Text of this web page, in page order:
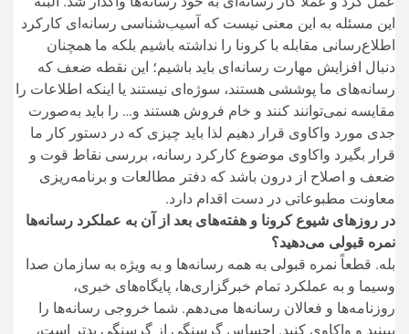
این مسئله به این معنی نیست که آسیب‌شناسی رسانه‌ای کارکرد
اطلاع‌رسانی مقابله با کرونا را نداشته باشیم بلکه ما همچنان
دنبال افزایش مهارت رسانه‌ای باید باشیم؛ این نقطه ضعف که
رسانه‌های ما پوششی هستند، سوژه‌ای نیستند یا اینکه اطلاعات را
مقایسه نمی‌توانند کنند و خام فروش هستند و… را باید به‌صورت
جدی مورد واکاوی قرار دهیم لذا باید چیزی که در دستور کار ما
قرار بگیرد واکاوی موضوع کارکرد رسانه، بررسی نقاط قوت و
ضعف و اصلاح از درون باشد که دفتر مطالعات و برنامه‌ریزی
معاونت مطبوعاتی در دست اقدام دارد.
در روز‌های شیوع کرونا و هفته‌های بعد از آن به عملکرد رسانه‌ها
نمره قبولی می‌دهید؟
بله. قطعاً نمره قبولی به همه رسانه‌ها و به ویژه به سازمان صدا
وسیما و به عملکرد تمام خبرگزاری‌ها، پایگاه‌های خبری،
روزنامه‌ها و فعالان رسانه‌ها می‌دهم. شما خروجی رسانه‌ها را
ببینید و واکاوی کنید. احساس گرسنگی از گرسنگی بدتر است،